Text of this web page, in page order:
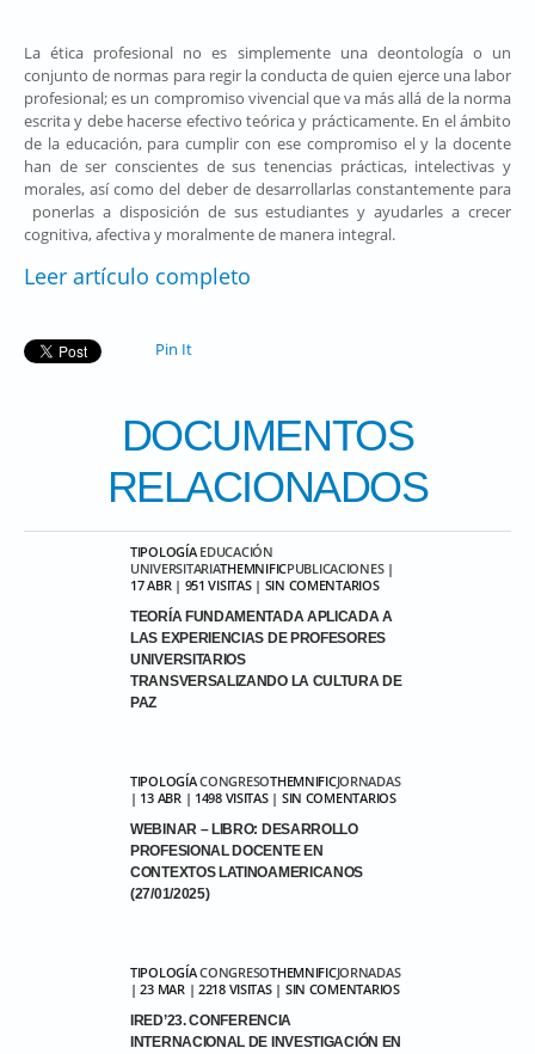
La ética profesional no es simplemente una deontología o un
conjunto de normas para regir la conducta de quien ejerce una labor
profesional; es un compromiso vivencial que va más allá de la norma
escrita y debe hacerse efectivo teórica y prácticamente. En el ámbito
de la educación, para cumplir con ese compromiso el y la docente
han de ser conscientes de sus tenencias prácticas, intelectivas y
morales, así como del deber de desarrollarlas constantemente para
ponerlas a disposición de sus estudiantes y ayudarles a crecer
cognitiva, afectiva y moralmente de manera integral.
Leer artículo completo
Pin It
DOCUMENTOS
RELACIONADOS
TIPOLOGÍA EDUCACIÓN
UNIVERSITARIATHEMNIFICPUBLICACIONES|
17 ABR | 951 VISITAS | SIN COMENTARIOS
TEORÍA FUNDAMENTADA APLICADA A
LAS EXPERIENCIAS DE PROFESORES
UNIVERSITARIOS
TRANSVERSALIZANDO LA CULTURA DE
PAZ
TIPOLOGÍACONGRESOTHEMNIFICJORNADAS
| 13 ABR | 1498 VISITAS | SIN COMENTARIOS
WEBINAR – LIBRO: DESARROLLO
PROFESIONAL DOCENTE EN
CONTEXTOS LATINOAMERICANOS
(27/01/2025)
TIPOLOGÍACONGRESOTHEMNIFICJORNADAS
| 23 MAR | 2218 VISITAS | SIN COMENTARIOS
IRED’23. CONFERENCIA
INTERNACIONAL DE INVESTIGACIÓN EN